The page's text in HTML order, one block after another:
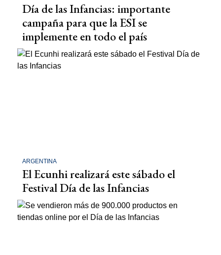
Día de las Infancias: importante
campaña para que la ESI se
implemente en todo el país
ARGENTINA
El Ecunhi realizará este sábado el
Festival Día de las Infancias